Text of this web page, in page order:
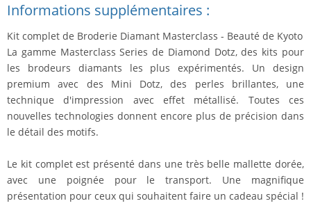
Informations supplémentaires :
Kit complet de Broderie Diamant Masterclass - Beauté de Kyoto
La gamme Masterclass Series de Diamond Dotz, des kits pour
les brodeurs diamants les plus expérimentés. Un design
premium avec des Mini Dotz, des perles brillantes, une
technique d'impression avec effet métallisé. Toutes ces
nouvelles technologies donnent encore plus de précision dans
le détail des motifs.
Le kit complet est présenté dans une très belle mallette dorée,
avec une poignée pour le transport. Une magnifique
présentation pour ceux qui souhaitent faire un cadeau spécial !